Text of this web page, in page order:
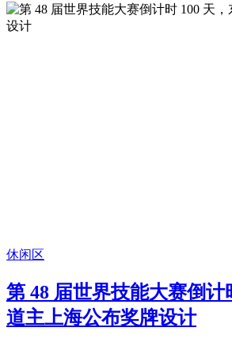
休闲区
第 48 届世界技能大赛倒计
道主上海公布奖牌设计